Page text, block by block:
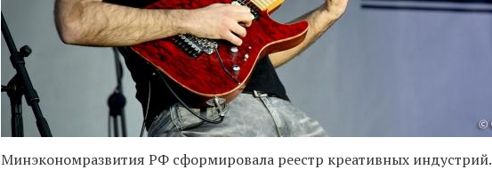
Минэкономразвития РФ сформировала реестр креативных индустрий.